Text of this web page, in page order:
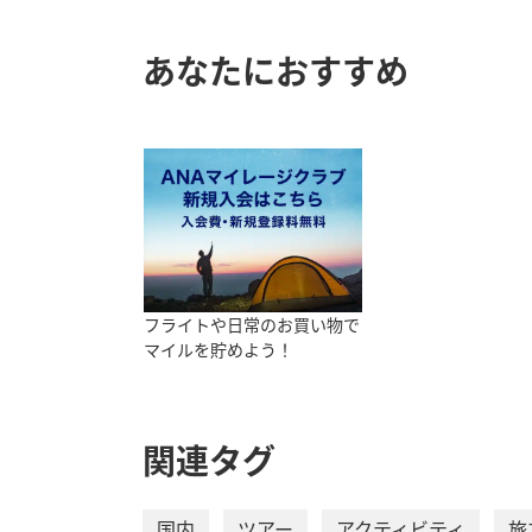
あなたにおすすめ
フライトや日常のお買い物で
マイルを貯めよう！
関連タグ